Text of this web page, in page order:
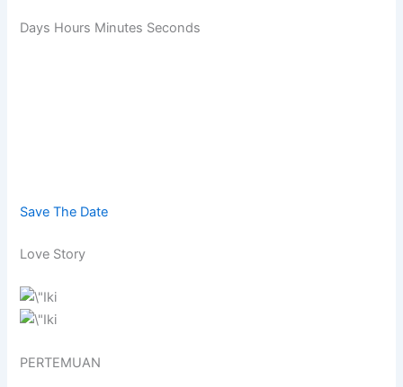
Days Hours Minutes Seconds
Save The Date
Love Story
PERTEMUAN